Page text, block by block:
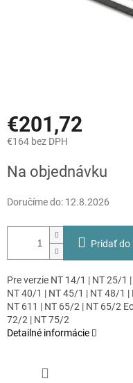
€201,72
€164 bez DPH
cena:
Na objednávku
Doručíme do: 12.8.2026
Pridať do
Pre verzie NT 14/1 | NT 25/1
NT 40/1 | NT 45/1 | NT 48/1
NT 611 | NT 65/2 | NT 65/2
72/2 | NT 75/2
Detailné informácie